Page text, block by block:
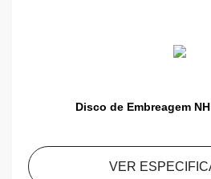
Disco de Embreagem
VER